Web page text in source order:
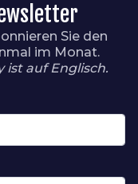
Sie den
im Monat.
ist auf Englisch.